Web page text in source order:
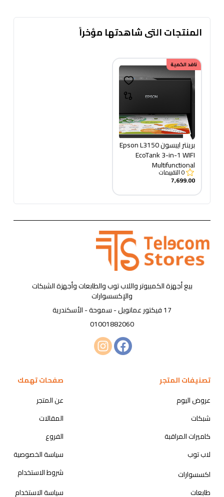
المنتجات التى شاهدتها مؤخراً
نافد الكمية
برينتر ايبسون Epson L3150
EcoTank 3-in-1 WIFI
Multifunctional
0التقييمات
7,699.00
بيع أجهزة الكمبيوتر واللاب توب والطابعات وأجهزة الشبكات
والإكسسوارات
17 فيكتور عمانويل - سموحة - الأسكندرية
01001882060
تصنيفات المتجر
عروض اليوم
شبكات
كاميرات المراقبة
لاب توب
اكسسوارات
طابعات
صفحات تهمك
عن المتجر
المقالات
الفروع
سياسة الخصوصية
شروط الاستخدام
سياسة الاستخدام